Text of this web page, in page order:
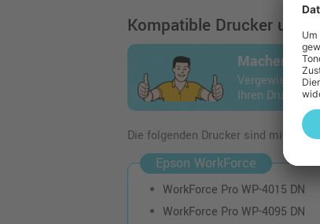
Kompatible Drucker und
Machen Sie
Vergewissern
Ihren Drucker
Die folgenden Drucker sind mit dem
Epson WorkForce
WorkForce Pro WP-4015 DN
WorkForce Pro WP-4095 DN